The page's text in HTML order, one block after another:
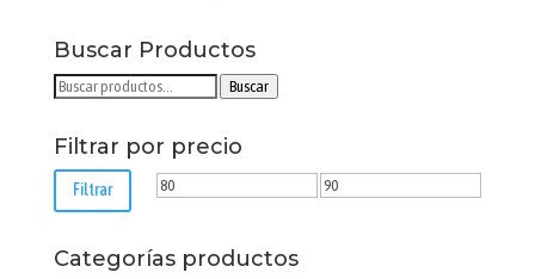
producto
Buscar Productos
Buscar
Buscar
Filtrar por precio
Precio Precio
Filtrar
Categorías productos